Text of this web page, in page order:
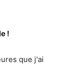
!
que j'ai